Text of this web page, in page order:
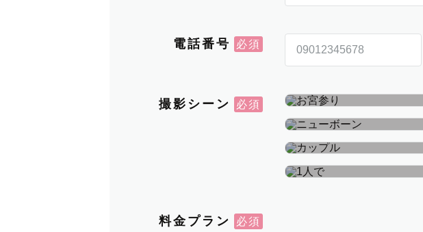
電話番号
撮影シーン
お宮参り・お食い初め
ニューボーン
料金プラン